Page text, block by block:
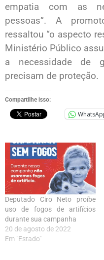
empatia com as
pessoas”. A
ressaltou “o aspecto
Ministério Público
a necessidade de
precisam de proteção.
Compartilhe isso:
Deputado Ciro Neto proíbe
uso de fogos de artifícios
durante sua campanha
20 de agosto de 2022
Em "Estado"